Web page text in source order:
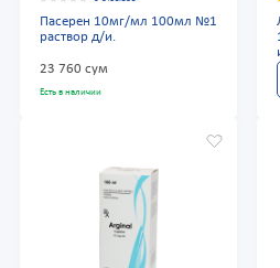
Пасерен 10мг/мл 100мл №1
раствор д/и.
23 760 сум
Есть в наличии